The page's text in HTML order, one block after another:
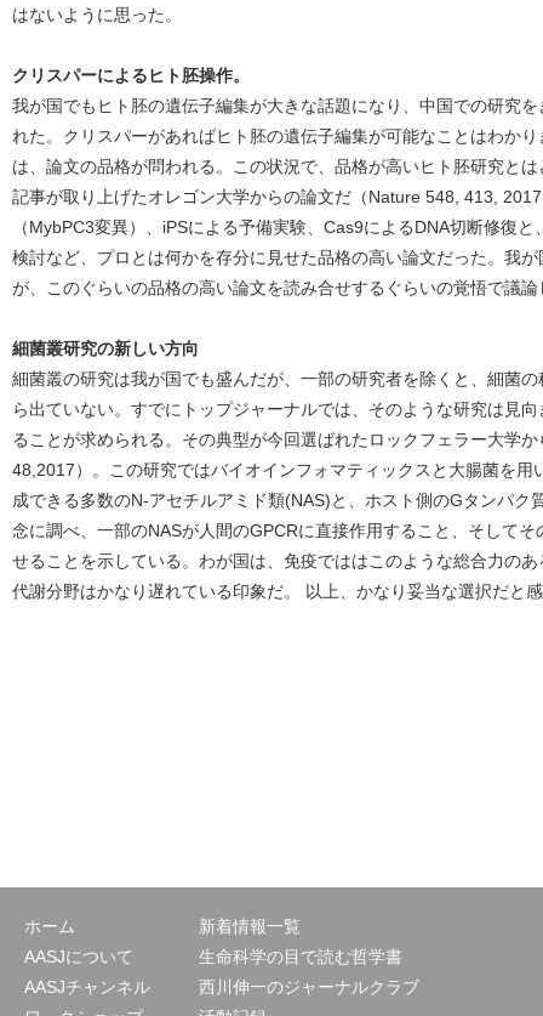
はないように思った。
クリスパーによるヒト胚操作。
我が国でもヒト胚の遺伝子編集が大きな話題になり、中国での研究
れた。クリスパーがあればヒト胚の遺伝子編集が可能なことはわか
は、論文の品格が問われる。この状況で、品格が高いヒト胚研究と
記事が取り上げたオレゴン大学からの論文だ（Nature 548, 413,
（MybPC3変異）、iPSによる予備実験、Cas9によるDNA切断修復
検討など、プロとは何かを存分に見せた品格の高い論文だった。我
が、このぐらいの品格の高い論文を読み合せするぐらいの覚悟で議
細菌叢研究の新しい方向
細菌叢の研究は我が国でも盛んだが、一部の研究者を除くと、細菌
ら出ていない。すでにトップジャーナルでは、そのような研究は見
ることが求められる。その典型が今回選ばれたロックフェラー大学
48,2017）。この研究ではバイオインフォマティックスと大腸菌を用
成できる多数のN-アセチルアミド類(NAS)と、ホスト側のGタンパク
念に調べ、一部のNASが人間のGPCRに直接作用すること、そして
せることを示している。わが国は、免疫でははこのような総合力の
代謝分野はかなり遅れている印象だ。 以上、かなり妥当な選択だと
ホーム
AASJについて
AASJチャンネル
新着情報一覧
生命科学の目で読む哲学書
西川伸一のジャーナルクラブ